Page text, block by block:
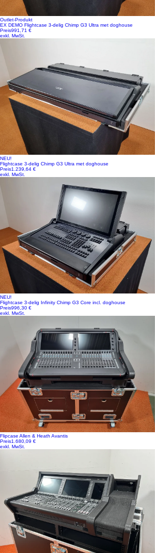
Outlet-Produkt
EX DEMO Flightcase 3-delig Chimp G3 Ultra met doghouse
Preis991,71 €
exkl. MwSt.
NEU!
Flightcase 3-delig Chimp G3 Ultra met doghouse
Preis1.239,64 €
exkl. MwSt.
NEU!
Flightcase 3-delig Infinity Chimp G3 Core incl. doghouse
Preis996,30 €
exkl. MwSt.
Flipcase Allen & Heath Avantis
Preis1.680,09 €
exkl. MwSt.